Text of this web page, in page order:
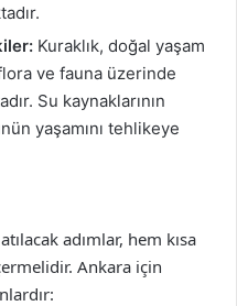
Kuraklık, doğal yaşam
ve fauna üzerinde
Su kaynaklarının
yaşamını tehlikeye
adımlar, hem kısa
Ankara için